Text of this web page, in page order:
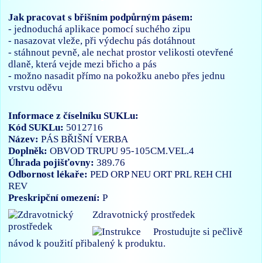
Jak pracovat s břišním podpůrným pásem:
- jednoduchá aplikace pomocí suchého zipu
- nasazovat vleže, při výdechu pás dotáhnout
- stáhnout pevně, ale nechat prostor velikosti otevřené
dlaně, která vejde mezi břicho a pás
- možno nasadit přímo na pokožku anebo přes jednu
vrstvu oděvu
Informace z číselníku SUKLu:
Kód SUKLu: 5012716
Název:PÁS BŘIŠNÍ VERBA
Doplněk:OBVOD TRUPU 95-105CM.VEL.4
Úhrada pojišťovny:389.76
Odbornost lékaře:PEDORPNEUORTPRLREHCHI
REV
Preskripční omezení:P
Zdravotnický prostředek
Prostudujte si pečlivě
návod k použití přibalený k produktu.